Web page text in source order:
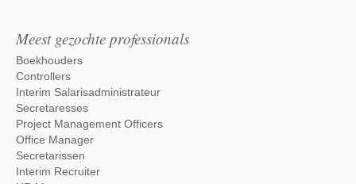
Meest gezochte professionals
Boekhouders
Controllers
Interim Salarisadministrateur
Secretaresses
Project Management Officers
Office Manager
Secretarissen
Interim Recruiter